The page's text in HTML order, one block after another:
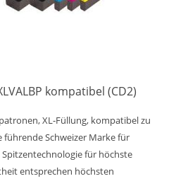
kompatibel (CD2)
XL-Füllung, kompatibel zu
führende Schweizer Marke für
für höchste
entsprechen höchsten